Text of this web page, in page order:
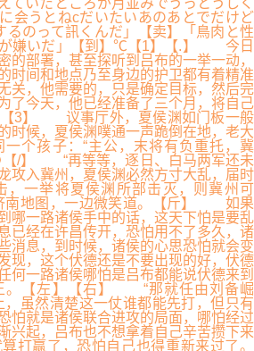
ていたところが月並みでうっとうしく
会うとねcだいたいあのあとでだけど
るのって訊くんだ」【卖】「鳥肉と性
が嫌いだ」【到】℃【1】【.】 今日
的部署，甚至探听到吕布的一举一动，
时间和地点乃至身边的护卫都有着精准
关，他需要的，只是确定目标，然后完
了今天，他已经准备了三个月，将自己
【3】 议事厅外，夏侯渊如门板一般
时候，夏侯渊噗通一声跪倒在地，老大
个孩子：“主公，末将有负重托，冀
/】 “再等等，逐日、白马两军还未
攻入冀州，夏侯渊必然方寸大乱，届时
，一举将夏侯渊所部击灭，则冀州可
南地图，一边微笑道。【斤】 如果
哪一路诸侯手中的话，这天下怕是要乱
已经在许昌传开，恐怕用不了多久，诸
消息，到时候，诸侯的心思恐怕就会变
现，这个伏德还是不要出现的好，伏德
何一路诸侯哪怕是吕布都能说伏德来到
。【左】【右】 “那就任由刘备崛
，虽然清楚这一仗谁都能先打，但只有
怕就是诸侯联合进攻的局面，哪怕经过
兴起，吕布也不想拿着自己辛苦攒下来
打赢了，恐怕自己也得重新来过了。